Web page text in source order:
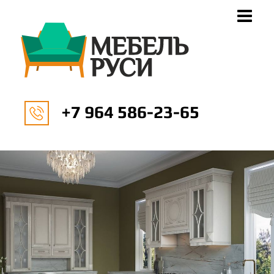
+7 964 586-23-65